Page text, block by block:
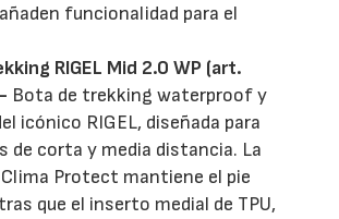
funcionalidad para el
RIGEL Mid 2.0 WP (art.
Bota de trekking waterproof y
icónico RIGEL, diseñada para
de corta y media distancia. La
Protect mantiene el pie
que el inserto medial de TPU,